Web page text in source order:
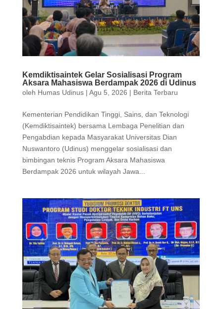
Kemdiktisaintek Gelar Sosialisasi Program
Aksara Mahasiswa Berdampak 2026 di Udinus
oleh Humas Udinus| Agu 5, 2026 | Berita Terbaru
Kementerian Pendidikan Tinggi, Sains, dan Teknologi
(Kemdiktisaintek) bersama Lembaga Penelitian dan
Pengabdian kepada Masyarakat Universitas Dian
Nuswantoro (Udinus) menggelar sosialisasi dan
bimbingan teknis Program Aksara Mahasiswa
Berdampak 2026 untuk wilayah Jawa...